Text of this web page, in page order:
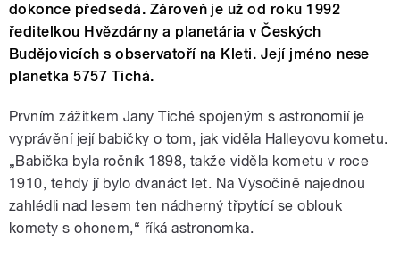
dokonce předsedá. Zároveň je už od roku 1992
ředitelkou Hvězdárny a planetária v Českých
Budějovicích s observatoří na Kleti. Její jméno nese
planetka 5757 Tichá.
Prvním zážitkem Jany Tiché spojeným s astronomií je
vyprávění její babičky o tom, jak viděla Halleyovu kometu.
„Babička byla ročník 1898, takže viděla kometu v roce
1910, tehdy jí bylo dvanáct let. Na Vysočině najednou
zahlédli nad lesem ten nádherný třpytící se oblouk
komety s ohonem,“ říká astronomka.